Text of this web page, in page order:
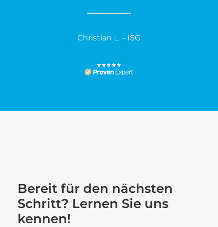
Christian L. – ISG
Bereit für den nächsten
Schritt? Lernen Sie uns
kennen!